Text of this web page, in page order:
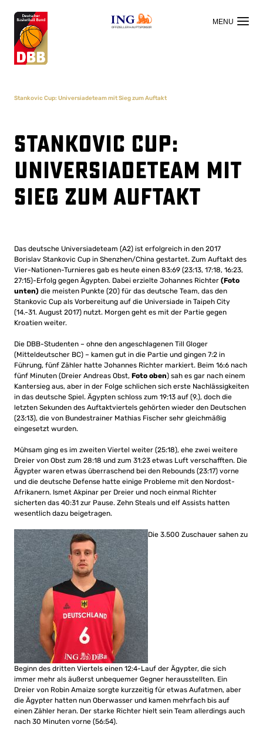
OFFIZIELLER HAUPTSPONSOR
Stankovic Cup: Universiadeteam mit Sieg zum Auftakt
Stankovic Cup:
Universiadeteam mit
Sieg zum Auftakt
Das deutsche Universiadeteam (A2) ist erfolgreich in den 2017
Borislav Stankovic Cup in Shenzhen/China gestartet. Zum Auftakt des
Vier-Nationen-Turnieres gab es heute einen 83:69 (23:13, 17:18, 16:23,
27:15)-Erfolg gegen Ägypten. Dabei erzielte Johannes Richter (Foto
unten) die meisten Punkte (20) für das deutsche Team, das den
Stankovic Cup als Vorbereitung auf die Universiade in Taipeh City
(14.-31. August 2017) nutzt. Morgen geht es mit der Partie gegen
Kroatien weiter.
Die DBB-Studenten – ohne den angeschlagenen Till Gloger
(Mitteldeutscher BC) – kamen gut in die Partie und gingen 7:2 in
Führung, fünf Zähler hatte Johannes Richter markiert. Beim 16:6 nach
fünf Minuten (Dreier Andreas Obst, Foto oben) sah es gar nach einem
Kantersieg aus, aber in der Folge schlichen sich erste Nachlässigkeiten
in das deutsche Spiel. Ägypten schloss zum 19:13 auf (9.), doch die
letzten Sekunden des Auftaktviertels gehörten wieder den Deutschen
(23:13), die von Bundestrainer Mathias Fischer sehr gleichmäßig
eingesetzt wurden.
Mühsam ging es im zweiten Viertel weiter (25:18), ehe zwei weitere
Dreier von Obst zum 28:18 und zum 31:23 etwas Luft verschafften. Die
Ägypter waren etwas überraschend bei den Rebounds (23:17) vorne
und die deutsche Defense hatte einige Probleme mit den Nordost-
Afrikanern. Ismet Akpinar per Dreier und noch einmal Richter
sicherten das 40:31 zur Pause. Zehn Steals und elf Assists hatten
wesentlich dazu beigetragen.
Die 3.500 Zuschauer sahen zu
Beginn des dritten Viertels einen 12:4-Lauf der Ägypter, die sich
immer mehr als äußerst unbequemer Gegner herausstellten. Ein
Dreier von Robin Amaize sorgte kurzzeitig für etwas Aufatmen, aber
die Ägypter hatten nun Oberwasser und kamen mehrfach bis auf
einen Zähler heran. Der starke Richter hielt sein Team allerdings auch
nach 30 Minuten vorne (56:54).